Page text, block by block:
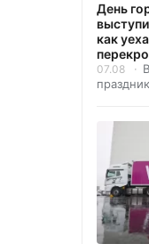
День
как
07.08